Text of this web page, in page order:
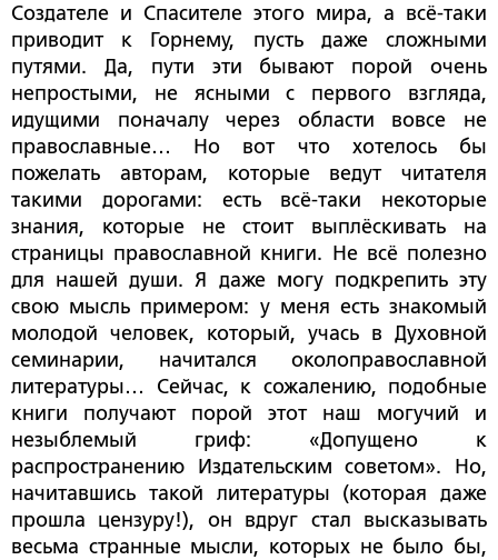
Создателе и Спасителе этого мира, а всё-таки
приводит к Горнему, пусть даже сложными
путями. Да, пути эти бывают порой очень
непростыми, не ясными с первого взгляда,
идущими поначалу через области вовсе не
православные… Но вот что хотелось бы
пожелать авторам, которые ведут читателя
такими дорогами: есть всё-таки некоторые
знания, которые не стоит выплёскивать на
страницы православной книги. Не всё полезно
для нашей души. Я даже могу подкрепить эту
свою мысль примером: у меня есть знакомый
молодой человек, который, учась в Духовной
семинарии, начитался околоправославной
литературы… Сейчас, к сожалению, подобные
книги получают порой этот наш могучий и
незыблемый гриф: «Допущено к
распространению Издательским советом». Но,
начитавшись такой литературы (которая даже
прошла цензуру!), он вдруг стал высказывать
весьма странные мысли, которых не было бы,